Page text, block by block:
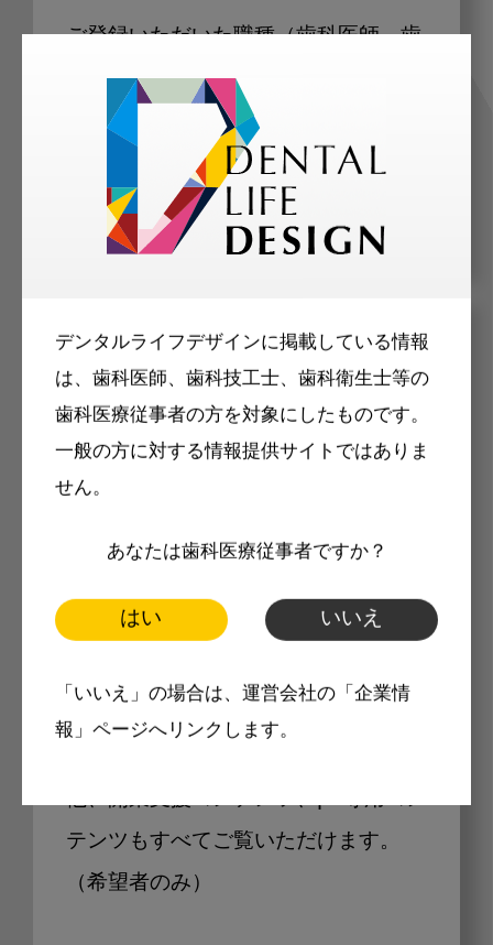
デンタルライフデザインに掲載している情報
は、歯科医師、歯科技工士、歯科衛生士等の
歯科医療従事者の方を対象にしたものです。
一般の方に対する情報提供サイトではありま
せん。
あなたは歯科医療従事者ですか？
はい いいえ
「いいえ」の場合は、運営会社の「企業情
報」ページへリンクします。
ご登録いただいた職種（歯科医師、歯
科衛生士、歯科技工士）に合わせた内
容のメールマガジンをお届けします。
メリット
Internet DOに掲載されている
製品価格も閲覧可能
Internet DOに掲載されている製品の
テンツもすべてご覧いただけます。
（希望者のみ）